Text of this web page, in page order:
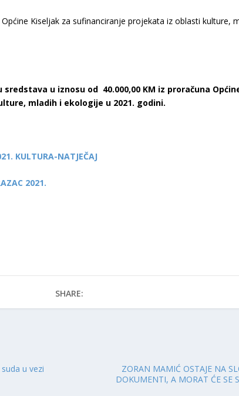
u iznosu od 40.000,00 KM iz proračuna
mladih i ekologije u 2021. godini.
KULTURA-NATJEČAJ
2021.
SHARE:
u vezi
ZORAN MAMIĆ OSTAJE NA
DOKUMENTI, A MORAT ĆE SE